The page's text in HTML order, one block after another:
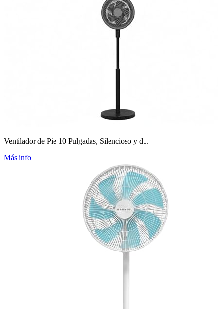
Ventilador de Pie 10 Pulgadas, Silencioso y d...
Más info